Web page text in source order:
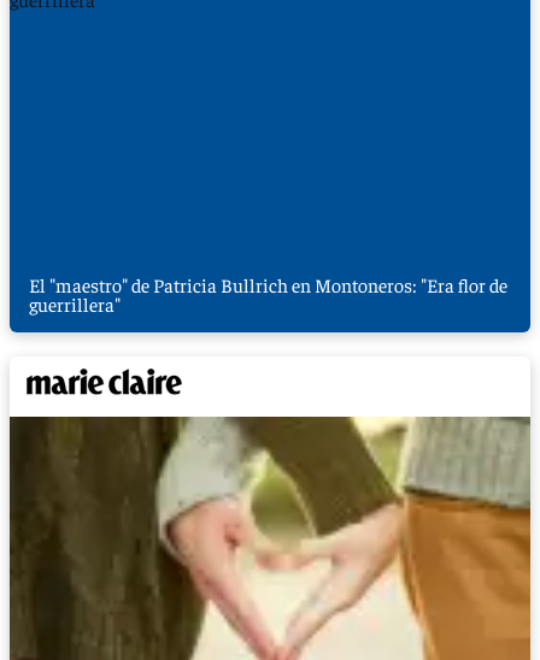
El "maestro" de Patricia Bullrich en Montoneros: "Era flor de
guerrillera"